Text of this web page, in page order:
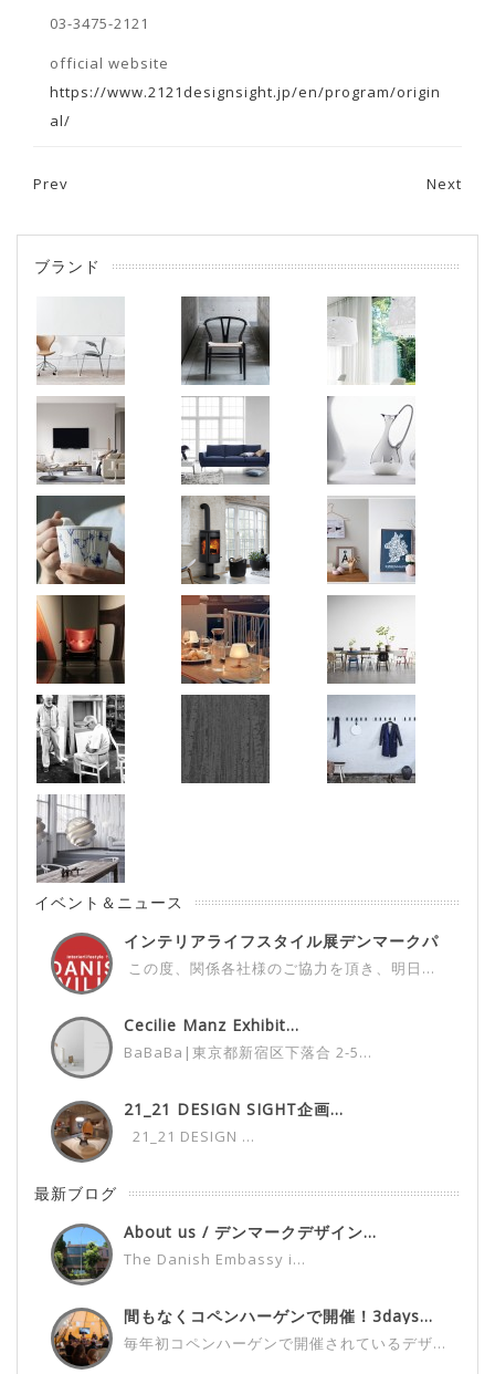
03-3475-2121
official website
https://www.2121designsight.jp/en/program/origin
al/
Prev Next
ブランド
イベント＆ニュース
インテリアライフスタイル展デンマークパ
この度、関係各社様のご協力を頂き、明日...
Cecilie Manz Exhibit...
BaBaBa|東京都新宿区下落合 2-5...
21_21 DESIGN SIGHT企画...
21_21 DESIGN ...
最新ブログ
About us / デンマークデザイン...
The Danish Embassy i...
間もなくコペンハーゲンで開催！3days...
毎年初コペンハーゲンで開催されているデザ...